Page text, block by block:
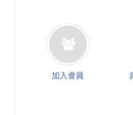
加入會員